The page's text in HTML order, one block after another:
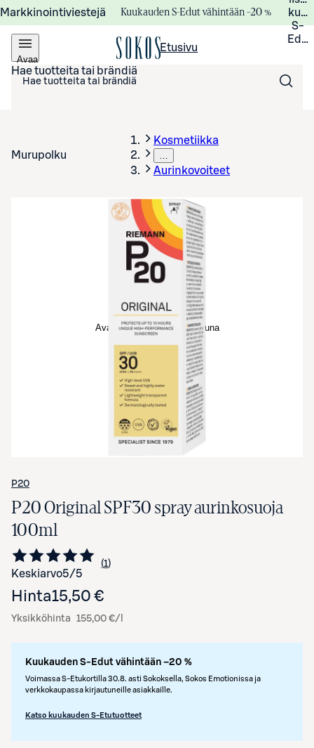
Markkinointiviestejä Kuukauden S-Edut vähintään –20 %
S-
Avaa
valikko
Etusivu
Hae tuotteita tai brändiä
Murupolku
Kosmetiikka
…
Aurinkovoiteet
Avaa tuotekuva suurennettuna
P20
P20 Original SPF30 spray aurinkosuoja
100ml
Keskiarvo5/5 Siirry arvioihin
1
kappale
Hinta15,50 €
Yksikköhinta 155,00 €/l
Kuukauden S-Edut vähintään –20 %
Voimassa S-Etukortilla 30.8. asti Sokoksella, Sokos Emotionissa ja
verkkokaupassa kirjautuneille asiakkaille.
Katso kuukauden S-Etutuotteet